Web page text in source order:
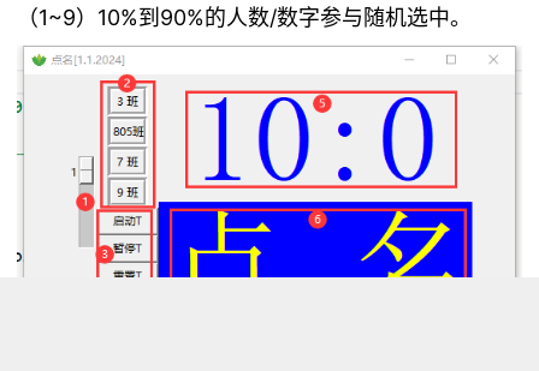
（1~9）10%到90%的人数/数字参与随机选中。